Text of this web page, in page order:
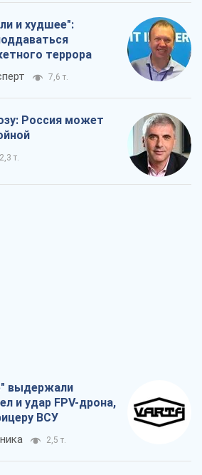
и худшее":
террора
7,6 т.
Россия может
2,3 т.
выдержали
и удар FPV-дрона,
ВСУ
2,5 т.